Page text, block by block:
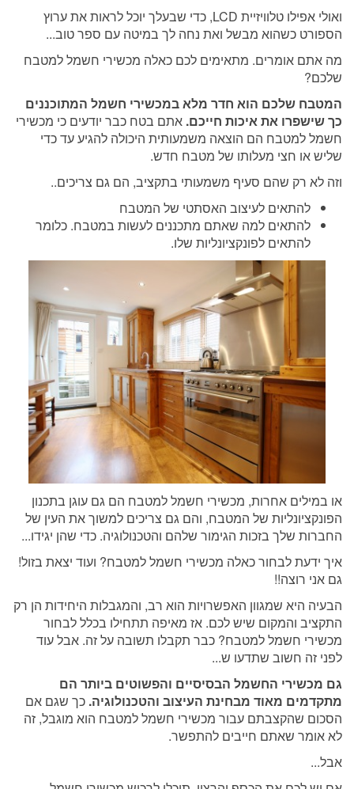
ואולי אפילו טלוויזיית LCD, כדי שבעלך יוכל לראות את ערוץ
הספורט כשהוא מבשל ואת נחה לך במיטה עם ספר טוב...
מה אתם אומרים. מתאימים לכם כאלה מכשירי חשמל למטבח
שלכם?
המטבח שלכם הוא חדר מלא במכשירי חשמל המתוכננים
כך שישפרו את איכות חייכם. אתם בטח כבר יודעים כי מכשירי
חשמל למטבח הם הוצאה משמעותית היכולה להגיע עד כדי
שליש או חצי מעלותו של מטבח חדש.
וזה לא רק שהם סעיף משמעותי בתקציב, הם גם צריכים..
להתאים לעיצוב האסתטי של המטבח
להתאים למה שאתם מתכננים לעשות במטבח. כלומר
להתאים לפונקציונליות שלו.
או במילים אחרות, מכשירי חשמל למטבח הם גם עוגן בתכנון
הפונקציונליות של המטבח, והם גם צריכים למשוך את העין של
החברות שלך בזכות הגימור שלהם והטכנולוגיה. כדי שהן יגידו...
איך ידעת לבחור כאלה מכשירי חשמל למטבח? ועוד יצאת בזול!
גם אני רוצה!!
הבעיה היא שמגוון האפשרויות הוא רב, והמגבלות היחידות הן רק
התקציב והמקום שיש לכם. אז מאיפה תתחילו בכלל לבחור
מכשירי חשמל למטבח? כבר תקבלו תשובה על זה. אבל עוד
לפני זה חשוב שתדעו ש...
גם מכשירי החשמל הבסיסיים והפשוטים ביותר הם
מתקדמים מאוד מבחינת העיצוב והטכנולוגיה. כך שגם אם
הסכום שהקצבתם עבור מכשירי חשמל למטבח הוא מוגבל, זה
לא אומר שאתם חייבים להתפשר.
אבל...